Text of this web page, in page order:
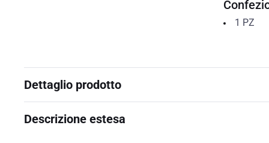
1 PZ
Dettaglio prodotto
Descrizione estesa